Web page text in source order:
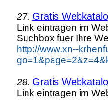
27. Gratis
Link eintragen im
Suchbox fuer Ihre
http://www.xn--
28. Gratis
Link eintragen im